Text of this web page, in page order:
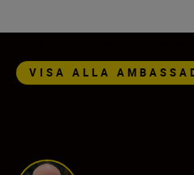
VISA ALLA